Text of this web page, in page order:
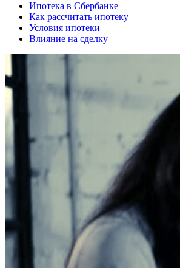
Ипотека в Сбербанке
Как рассчитать ипотеку
Условия ипотеки
Влияние на сделку